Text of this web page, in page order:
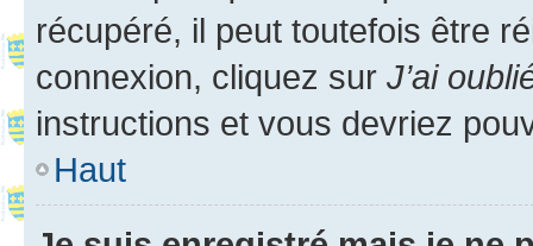
récupéré, il peut toutefois être
connexion, cliquez sur J’ai
instructions et vous devriez
Haut